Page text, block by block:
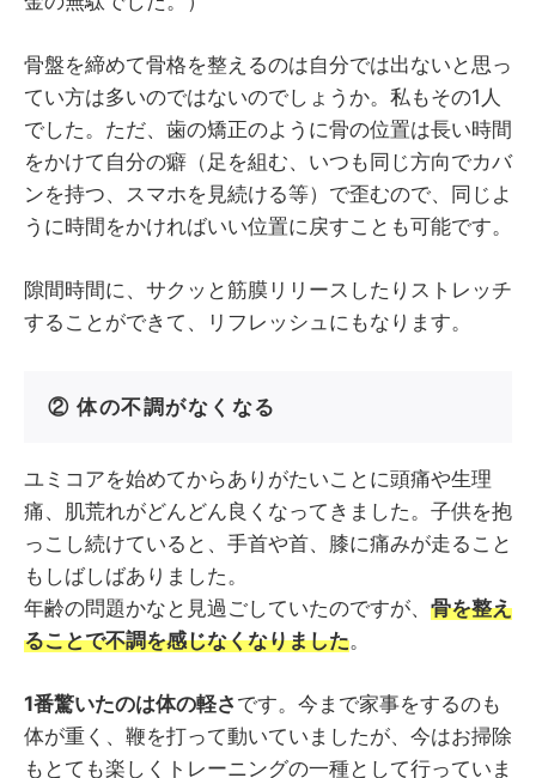
骨盤を締めて骨格を整えるのは自分では出ないと思っ
てい方は多いのではないのでしょうか。私もその1人
でした。ただ、歯の矯正のように骨の位置は長い時間
をかけて自分の癖（足を組む、いつも同じ方向でカバ
ンを持つ、スマホを見続ける等）で歪むので、同じよ
うに時間をかければいい位置に戻すことも可能です。
隙間時間に、サクッと筋膜リリースしたりストレッチ
することができて、リフレッシュにもなります。
② 体の不調がなくなる
ユミコアを始めてからありがたいことに頭痛や生理
痛、肌荒れがどんどん良くなってきました。子供を抱
っこし続けていると、手首や首、膝に痛みが走ること
もしばしばありました。
年齢の問題かなと見過ごしていたのですが、 骨を整え
ることで不調を感じなくなりました。
1番驚いたのは体の軽さ です。今まで家事をするのも
体が重く、鞭を打って動いていましたが、今はお掃除
もとても楽しくトレーニングの一種として行っていま